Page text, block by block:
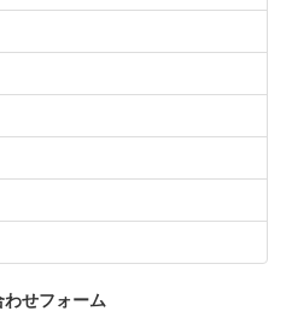
わせフォーム